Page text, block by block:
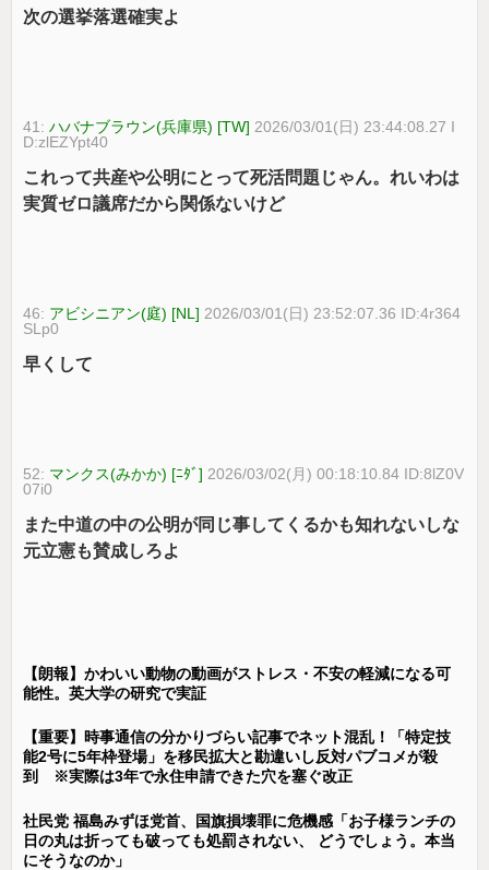
次の選挙落選確実よ
41:ハバナブラウン(兵庫県) [TW] 2026/03/01(日) 23:44:08.27 I
D:zlEZYpt40
これって共産や公明にとって死活問題じゃん。れいわは
実質ゼロ議席だから関係ないけど
46: アビシニアン(庭) [NL] 2026/03/01(日) 23:52:07.36 ID:4r364
SLp0
早くして
52: マンクス(みかか) [ﾆﾀﾞ] 2026/03/02(月) 00:18:10.84 ID:8lZ0V
07i0
また中道の中の公明が同じ事してくるかも知れないしな
元立憲も賛成しろよ
【朗報】かわいい動物の動画がストレス・不安の軽減になる可
能性。英大学の研究で実証
【重要】時事通信の分かりづらい記事でネット混乱！「特定技
能2号に5年枠登場」を移民拡大と勘違いし反対パブコメが殺
到 ※実際は3年で永住申請できた穴を塞ぐ改正
社民党 福島みずほ党首、国旗損壊罪に危機感「お子様ランチの
日の丸は折っても破っても処罰されない、 どうでしょう。本当
にそうなのか」